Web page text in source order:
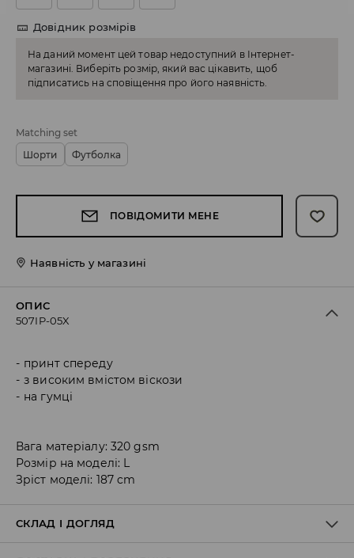
Довідник розмірів
На даний момент цей товар недоступний в Інтернет-
магазині. Виберіть розмір, який вас цікавить, щоб
підписатись на сповіщення про його наявність.
Matching set
Шорти
Футболка
ПОВІДОМИТИ МЕНЕ
Наявність у магазині
ОПИС
507IP-05X
принт спереду
з високим вмістом віскози
на гумці
Вага матеріалу: 320 gsm
Розмір на моделі: L
Зріст моделі: 187 cm
СКЛАД І ДОГЛЯД